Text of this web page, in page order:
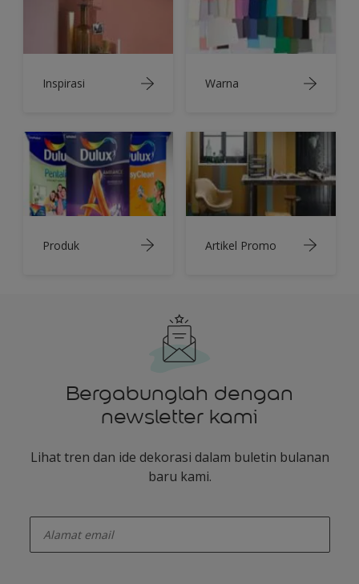
Inspirasi Warna
Produk Artikel Promo
Bergabunglah dengan
newsletter kami
Lihat tren dan ide dekorasi dalam buletin bulanan
baru kami.